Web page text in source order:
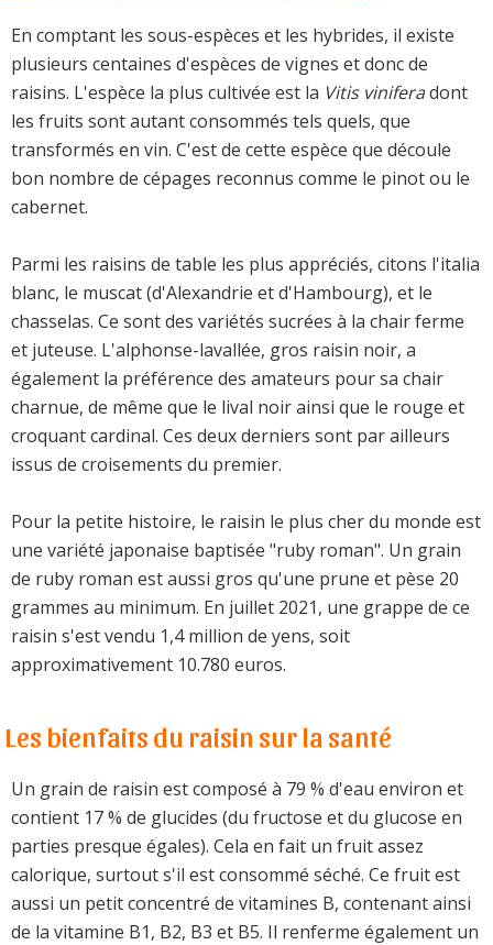
En comptant les sous-espèces et les hybrides, il existe
plusieurs centaines d'espèces de vignes et donc de
raisins. L'espèce la plus cultivée est la Vitis viniferadont
les fruits sont autant consommés tels quels, que
transformés en vin. C'est de cette espèce que découle
bon nombre de cépages reconnus comme le pinot ou le
cabernet.
Parmi les raisins de table les plus appréciés, citons l'italia
blanc, le muscat (d'Alexandrie et d'Hambourg), et le
chasselas. Ce sont des variétés sucrées à la chair ferme
et juteuse. L'alphonse-lavallée, gros raisin noir, a
également la préférence des amateurs pour sa chair
charnue, de même que le lival noir ainsi que le rouge et
croquant cardinal. Ces deux derniers sont par ailleurs
issus de croisements du premier.
Pour la petite histoire, le raisin le plus cher du monde est
une variété japonaise baptisée "ruby roman". Un grain
de ruby roman est aussi gros qu'une prune et pèse 20
grammes au minimum. En juillet 2021, une grappe de ce
raisin s'est vendu 1,4 million de yens, soit
approximativement 10.780 euros.
Les bienfaits du raisin sur la santé
Un grain de raisin est composé à 79 % d'eau environ et
contient 17 % de glucides (du fructose et du glucose en
parties presque égales). Cela en fait un fruit assez
calorique, surtout s'il est consommé séché. Ce fruit est
aussi un petit concentré de vitamines B, contenant ainsi
de la vitamine B1, B2, B3 et B5. Il renferme également un